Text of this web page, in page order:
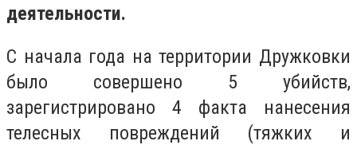
деятельности.
С начала года на территории Дружковки
было совершено 5 убийств,
зарегистрировано 4 факта нанесения
телесных повреждений (тяжких и